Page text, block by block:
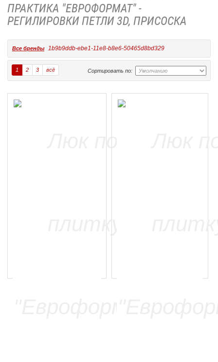
ПРАКТИКА "ЕВРОФОРМАТ" -
РЕГИЛИРОВКИ ПЕТЛИ 3D, ПРИСОСКА
Все бренды 1b9b9ddb-ebe1-11e8-b8e6-50465d8bd329
Сортировать по:
1 2 3 всё